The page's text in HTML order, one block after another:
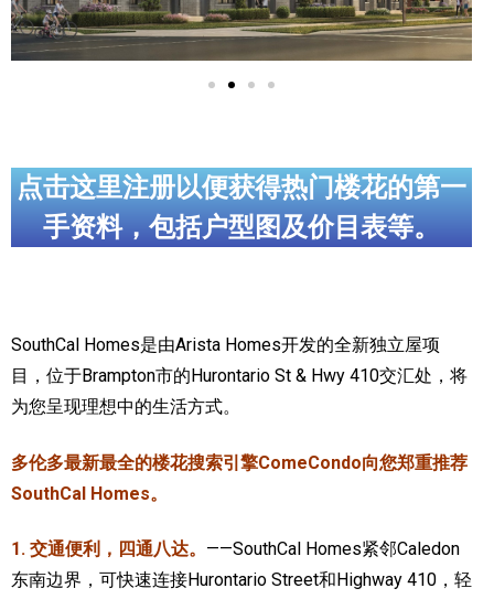
大多伦多交通网络
常用查询工具
走近加拿大
为什么移民加拿大
定居安大略省
安大略省免费医疗保险
加拿大的福利制度
吃货眼中的加拿大地图
点击这里注册以便获得热门楼花的第一
手资料，包括户型图及价目表等。
SouthCal Homes是由Arista Homes开发的全新独立屋项
目，位于Brampton市的Hurontario St & Hwy 410交汇处，将
为您呈现理想中的生活方式。
多伦多最新最全的楼花搜索引擎ComeCondo向您郑重推荐
SouthCal Homes。
1. 交通便利，四通八达。 ——SouthCal Homes紧邻Caledon
东南边界，可快速连接Hurontario Street和Highway 410，轻